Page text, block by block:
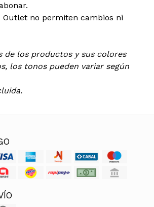
Outlet no permiten cambios ni
de los productos y sus colores
los tonos pueden variar según